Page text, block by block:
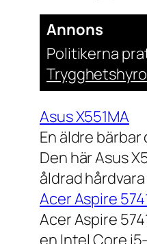
Annons
Politikerna
Asus X551MA
En äldre
Den här Asus
åldrad
Acer Aspire
Acer Aspire
en Intel Core